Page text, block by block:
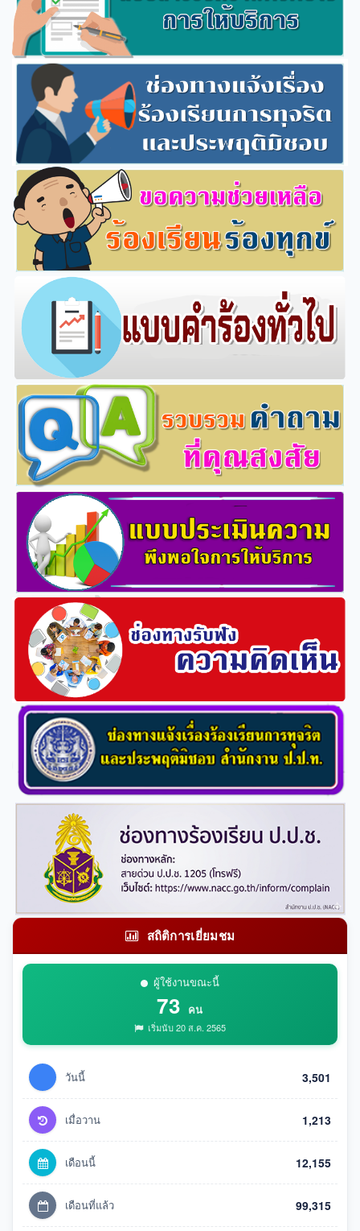
สถิติการเยี่ยมชม
ผู้ใช้งานขณะนี้
73 คน
เริ่มนับ 20 ส.ค. 2565
วันนี้ 3,501
เมื่อวาน 1,213
เดือนนี้ 12,155
เดือนที่แล้ว 99,315